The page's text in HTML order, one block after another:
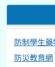
防制學生
防災教育網